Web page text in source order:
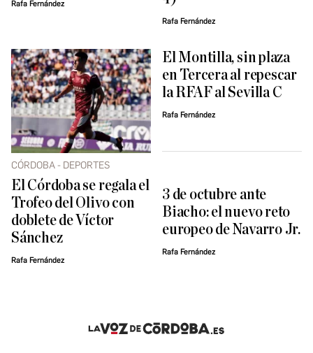
Rafa Fernández
Rafa Fernández
CÓRDOBA - DEPORTES
El Córdoba se regala el
Trofeo del Olivo con
doblete de Víctor
Sánchez
Rafa Fernández
El Montilla, sin plaza
en Tercera al repescar
la RFAF al Sevilla C
Rafa Fernández
3 de octubre ante
Biacho: el nuevo reto
europeo de Navarro Jr.
Rafa Fernández